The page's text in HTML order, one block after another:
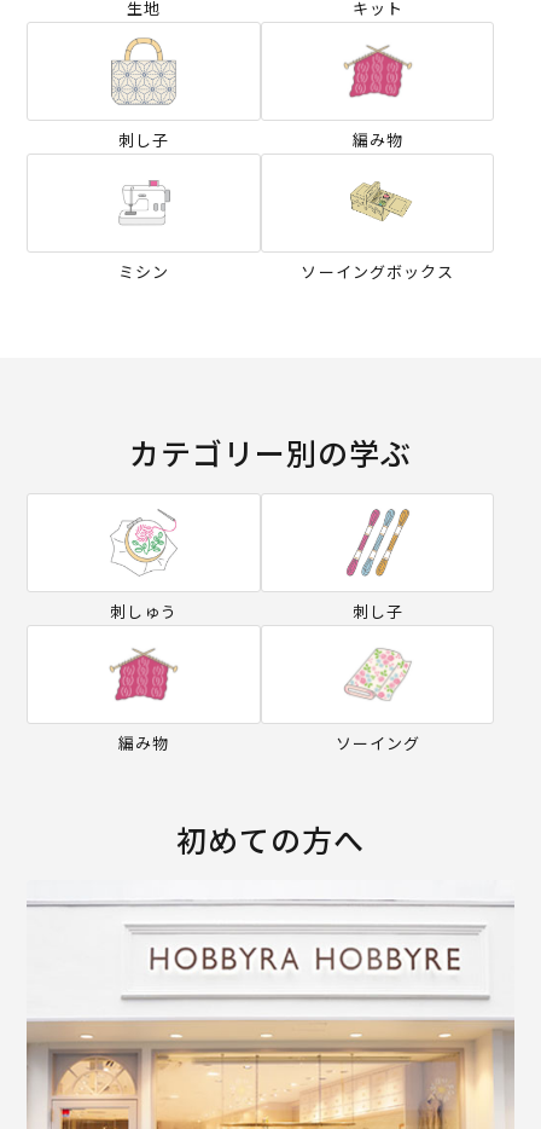
生地 キット
刺し子 編み物
ミシン ソーイングボックス
カテゴリー別の学ぶ
刺しゅう 刺し子
編み物 ソーイング
初めての方へ